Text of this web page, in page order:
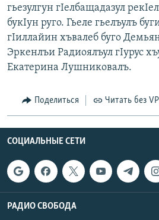
гьезулгун гIелбащадазул
букIун руго. Гьеле гьелъулъ
гIиллайин хъвалеб буго
Эркенлъи Радиоялъул гIурус
Екатерина Лушниковалъ.
Поделиться Читать без
СОЦИАЛЬНЫЕ СЕТИ
РАДИО СВОБОДА